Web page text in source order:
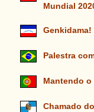
Mundial
Genkidama!
Palestra
Mantendo o
Chamado